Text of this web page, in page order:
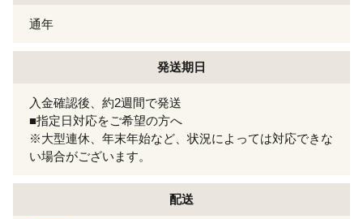
通年
発送期日
入金確認後、約2週間で発送
■指定日対応をご希望の方へ
※大型連休、年末年始など、状況によっては対応できな
い場合がございます。
配送